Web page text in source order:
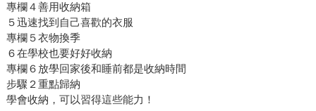
專欄４善用收納箱
５迅速找到自己喜歡的衣服
專欄５衣物換季
６在學校也要好好收納
專欄６放學回家後和睡前都是收納時間
步驟２重點歸納
學會收納，可以習得這些能力！